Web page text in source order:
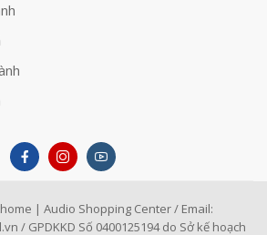
| Audio Shopping Center / Email:
/ GPDKKD Số 0400125194 do Sở kế hoạch